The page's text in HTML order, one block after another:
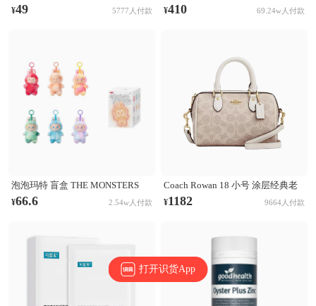
妆前乳液 舒缓肌肤 修护保湿
¥49 5777人付款
便舒适百搭耐磨防滑复古 White 纯
¥410 69.24w人付款
泡泡玛特 盲盒 THE MONSTERS
LABUBU第三代3.0 前方高能系列
¥66.6 2.54w人付款
Coach Rowan 18 小号 涂层经典老
花印花拉链开合PVC拼皮单肩斜挎
¥1182 9664人付款
打开识货App